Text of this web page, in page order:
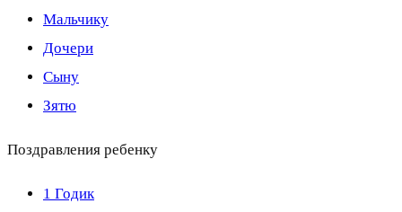
Мальчику
Дочери
Сыну
Зятю
Поздравления ребенку
1 Годик